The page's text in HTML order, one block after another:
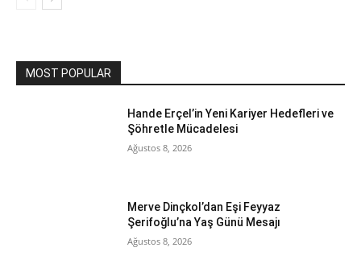
MOST POPULAR
Hande Erçel’in Yeni Kariyer Hedefleri ve
Şöhretle Mücadelesi
Ağustos 8, 2026
Merve Dinçkol’dan Eşi Feyyaz
Şerifoğlu’na Yaş Günü Mesajı
Ağustos 8, 2026